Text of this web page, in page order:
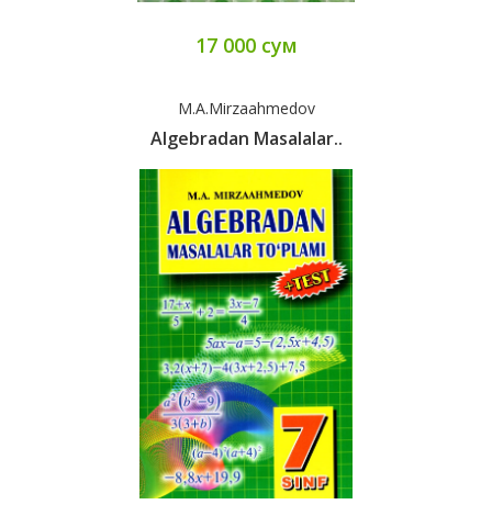
17 000 сум
M.A.Mirzaahmedov
Algebradan Masalalar..